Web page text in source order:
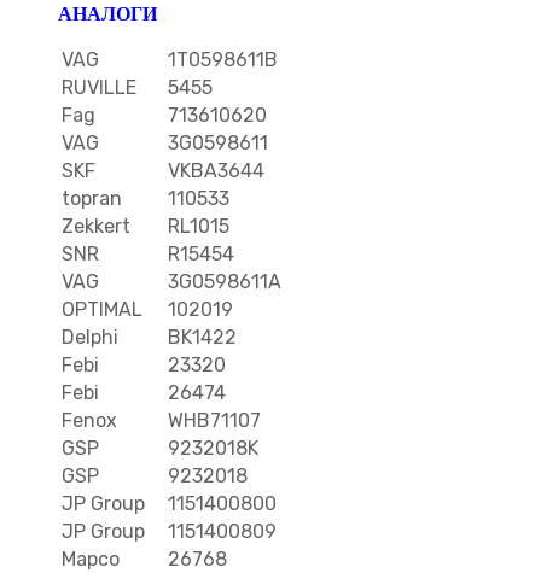
АНАЛОГИ
VAG
1T0598611B
RUVILLE
5455
Fag
713610620
VAG
3G0598611
SKF
VKBA3644
topran
110533
Zekkert
RL1015
SNR
R15454
VAG
3G0598611A
OPTIMAL
102019
Delphi
BK1422
Febi
23320
Febi
26474
Fenox
WHB71107
GSP
9232018K
GSP
9232018
JP Group
1151400800
JP Group
1151400809
Mapco
26768